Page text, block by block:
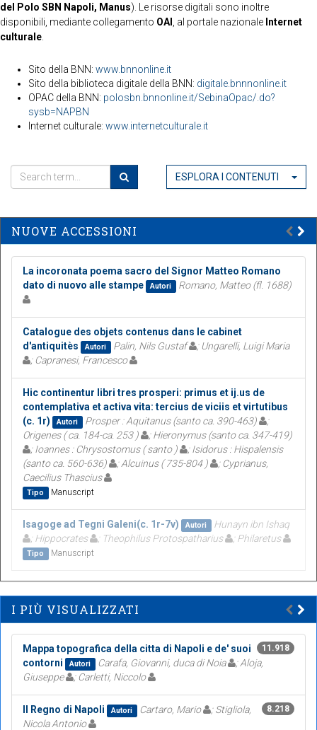
del Polo SBN Napoli, Manus). Le risorse digitali sono inoltre
disponibili, mediante collegamento OAI , al portale nazionale Internet
culturale
Sito della BNN: www.bnnonline.it
Sito della biblioteca digitale della BNN: digitale.bnnnonline.it
OPAC della BNN: polosbn.bnnonline.it/SebinaOpac/.do?
sysb=NAPBN
Internet culturale: www.internetculturale.it
ESPLORA I CONTENUTI
NUOVE ACCESSIONI
La incoronata poema sacro del Signor Matteo Romano
dato di nuovo alle stampe
Autori Romano, Matteo (fl. 1688)
Catalogue des objets contenus dans le cabinet
d'antiquitès
Autori Palin, Nils Gustaf
; Ungarelli, Luigi Maria
; Capranesi, Francesco
Hic continentur libri tres prosperi: primus et ij.us de
contemplativa et activa vita: tercius de viciis et virtutibus
(c. 1r)
Autori Prosper : Aquitanus (santo ca. 390-463)
;
Origenes ( ca. 184-ca. 253 )
; Hieronymus (santo ca. 347-419)
; Ioannes : Chrysostomus ( santo )
; Isidorus : Hispalensis
(santo ca. 560-636)
; Alcuinus ( 735-804 )
; Cyprianus,
Caecilius Thascius
Tipo Manuscript
Isagoge ad Tegni Galeni(c. 1r-7v) Autori
Hunayn ibn Ishaq
; Hippocrates
; Theophilus Protospatharius ; Philaretus
Tipo Manuscript
I PIÙ VISUALIZZATI
11.918
Mappa topografica della citta di Napoli e de' suoi
contorni
Autori Carafa, Giovanni, duca di Noia
; Aloja,
Giuseppe
; Carletti, Niccolo
8.218
Il Regno di Napoli Autori Cartaro, Mario
; Stigliola,
Nicola Antonio